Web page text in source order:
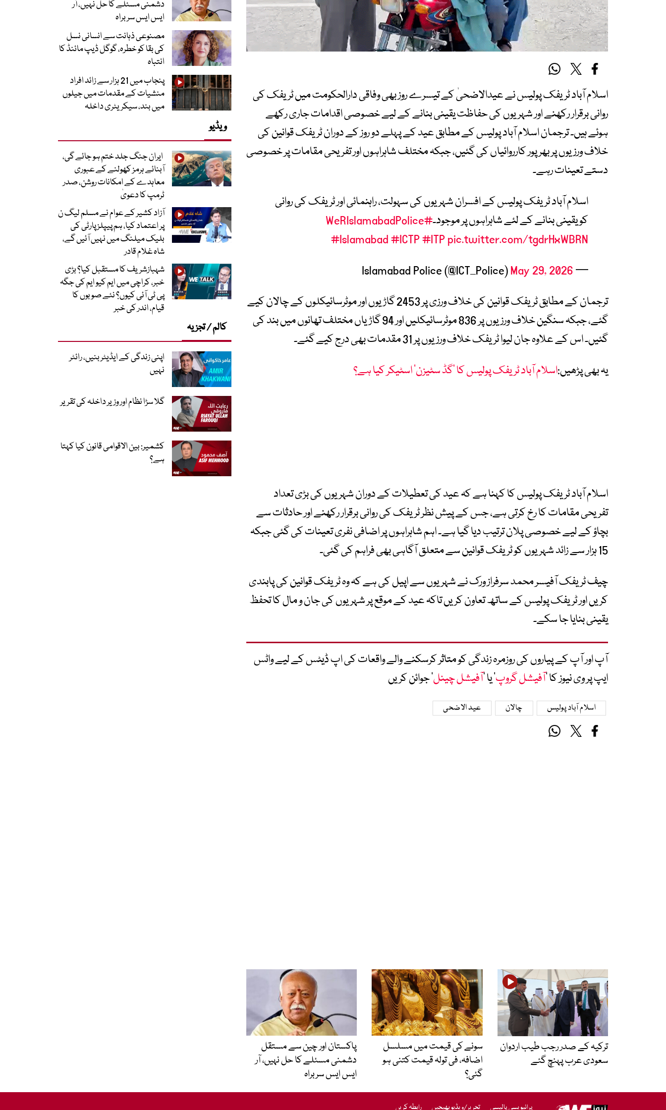
اسلام آباد ٹریفک پولیس نے عیدالاضحیٰ کے تیسرے روز بھی وفاقی دارالحکومت میں ٹریفک کی
روانی برقرار رکھنے اور شہریوں کی حفاظت یقینی بنانے کے لیے خصوصی اقدامات جاری رکھے
ہوئے ہیں۔ ترجمان اسلام آباد پولیس کے مطابق عید کے پہلے دو روز کے دوران ٹریفک قوانین کی
خلاف ورزیوں پر بھرپور کارروائیاں کی گئیں، جبکہ مختلف شاہراہوں اور تفریحی مقامات پر خصوصی
دستے تعینات رہے۔
اسلام آباد ٹریفک پولیس کے افسران شہریوں کی سہولت، راہنمائی اور ٹریفک کی روانی
کو یقینی بنانے کے لئے شاہراہوں پر موجود۔#WeRIslamabadPolice
#Islamabad#ICTP#ITPpic.twitter.com/tgdrHxWBRN
— Islamabad Police (@ICT_Police)
May 29, 2026
ترجمان کے مطابق ٹریفک قوانین کی خلاف ورزی پر 2453 گاڑیوں اور موٹرسائیکلوں کے چالان کیے
گئے، جبکہ سنگین خلاف ورزیوں پر 836 موٹرسائیکلیں اور 94 گاڑیاں مختلف تھانوں میں بند کی
گئیں۔ اس کے علاوہ جان لیوا ٹریفک خلاف ورزیوں پر 31 مقدمات بھی درج کیے گئے۔
یہ بھی پڑھیں:اسلام آباد ٹریفک پولیس کا ’گڈ سٹیزن‘ اسٹیکر کیا ہے؟
اسلام آباد ٹریفک پولیس کا کہنا ہے کہ عید کی تعطیلات کے دوران شہریوں کی بڑی تعداد
تفریحی مقامات کا رخ کرتی ہے، جس کے پیش نظر ٹریفک کی روانی برقرار رکھنے اور حادثات سے
بچاؤ کے لیے خصوصی پلان ترتیب دیا گیا ہے۔ اہم شاہراہوں پر اضافی نفری تعینات کی گئی جبکہ
15 ہزار سے زائد شہریوں کو ٹریفک قوانین سے متعلق آگاہی بھی فراہم کی گئی۔
چیف ٹریفک آفیسر محمد سرفراز ورک نے شہریوں سے اپیل کی ہے کہ وہ ٹریفک قوانین کی پابندی
کریں اور ٹریفک پولیس کے ساتھ تعاون کریں تاکہ عید کے موقع پر شہریوں کی جان و مال کا تحفظ
یقینی بنایا جا سکے۔
آپ اور آپ کے پیاروں کی روزمرہ زندگی کو متاثر کرسکنے والے واقعات کی اپ ڈیٹس کے لیے واٹس
ایپ پر وی نیوز کا ’آفیشل گروپ‘ یا ’آفیشل چینل‘ جوائن کریں
اسلام آباد پولیس چالان عید الاضحی
ترکیہ کے صدر رجب طیب اردوان
سعودی عرب پہنچ گئے
سونے کی قیمت میں مسلسل
اضافہ، فی تولہ قیمت کتنی ہو
گئی؟
پاکستان اور چین سے مستقل
دشمنی مسئلے کا حل نہیں، آر
ایس ایس سربراہ
دشمنی مسئلے کا حل نہیں، آر
ایس ایس سربراہ
مصنوعی ذہانت سے انسانی نسل
کی بقا کو خطرہ، گوگل ڈیپ مائنڈ کا
انتباہ
پنجاب میں 21 ہزار سے زائد افراد
منشیات کے مقدمات میں جیلوں
میں بند، سیکریٹری داخلہ
ویڈیو
ایران جنگ جلد ختم ہو جائے گی،
آبنائے ہرمز کھولنے کے عبوری
معاہدے کے امکانات روشن، صدر
ٹرمپ کا دعویٰ
آزاد کشیر کے عوام نے مسلم لیگ ن
پر اعتماد کیا، ہم پیپلز پارٹی کی
بلیک میلنگ میں نہیں آئیں گے،
شاہ غلام قادر
شہبازشریف کا مستقبل کیا؟ بڑی
خبر، کراچی میں ایم کیو ایم کی جگہ
پی ٹی آئی کیوں؟ نئے صوبوں کا
قیام، اندر کی خبر
کالم / تجزیہ
اپنی زندگی کے ایڈیٹر بنیں، رائٹر
نہیں
گلا سڑا نظام اور وزیر داخلہ کی تقریر
کشمیر: بین الاقوامی قانون کیا کہتا
ہے؟
پرائیویسی پالیسی تحریر/ویڈیو بھیجیں رابطہ کریں